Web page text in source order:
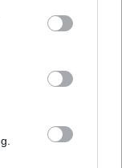
may click to
party tags to
in below Google
limitano
documenti
romano